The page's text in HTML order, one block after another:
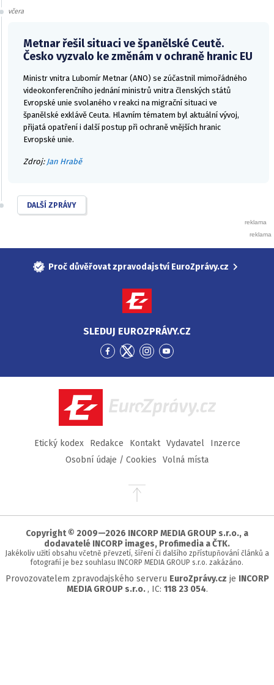
včera
Metnar řešil situaci ve španělské Ceutě.
Česko vyzvalo ke změnám v ochraně hranic EU
Ministr vnitra Lubomír Metnar (ANO) se zúčastnil mimořádného
videokonferenčního jednání ministrů vnitra členských států
Evropské unie svolaného v reakci na migrační situaci ve
španělské exklávě Ceuta. Hlavním tématem byl aktuální vývoj,
přijatá opatření i další postup při ochraně vnějších hranic
Evropské unie.
Zdroj: Jan Hrabě
DALŠÍ ZPRÁVY
Proč důvěřovat zpravodajství EuroZprávy.cz
SLEDUJ EUROZPRÁVY.CZ
Přejít
Facebook
Přejít
Twitter
Přejít
Instagram
Přejít
YouTube
EuroZprávy.cz
Etický kodex Redakce Kontakt Vydavatel
Inzerce
Osobní údaje / Cookies
Volná místa
Přejít
stránky
Copyright © 2009—2026 INCORP MEDIA GROUP s.r.o., a
dodavatelé INCORP images, Profimedia a ČTK.
Jakékoliv užití obsahu včetně převzetí, šíření či dalšího zpřístupňování článků a
fotografií je bez souhlasu INCORP MEDIA GROUP s.r.o. zakázáno.
Provozovatelem zpravodajského serveru EuroZprávy.cz je INCORP
MEDIA GROUP s.r.o. , IC: 118 23 054.